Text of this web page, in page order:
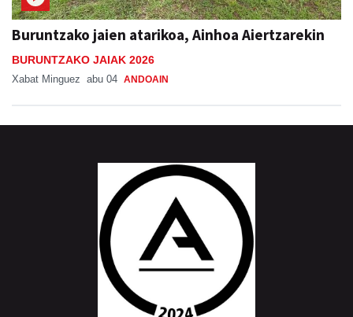
Buruntzako jaien atarikoa, Ainhoa Aiertzarekin
BURUNTZAKO JAIAK 2026
Xabat Minguez abu 04 ANDOAIN